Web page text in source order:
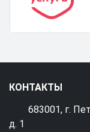
КОНТАКТЫ
683001, г.
д. 1